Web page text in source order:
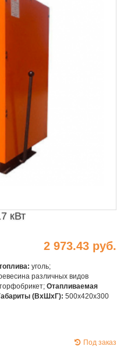
кВт
2 973.43 руб.
уголь;
различных видов
Отапливаемая
(ВхШxГ): 500х420х300
Под заказ